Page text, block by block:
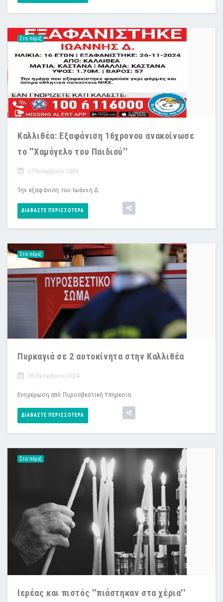
Στα πέριξ
Καλλιθέα: Εξαφάνιση 16χρονου ανακοίνωσε
το ''Χαμόγελο του Παιδιού''
27 Νοεμβρίου 2024
Την εξαφάνιση του Ιωάννη Δ.
ΔΙΑΒΆΣΤΕ ΠΕΡΙΣΣΌΤΕΡΑ
Στα πέριξ
Πυρκαγιά σε 2 αυτοκίνητα στην Καλλιθέα
26 Οκτωβρίου 2024
Ενημέρωση από Πυροσβεστική Υπηρεσία
ΔΙΑΒΆΣΤΕ ΠΕΡΙΣΣΌΤΕΡΑ
Στα πέριξ
Ιερέας και πιστός ''πιάστηκαν στα χέρια''